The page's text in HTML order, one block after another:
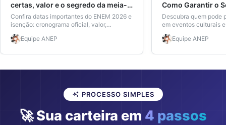
certas, valor e o segredo da meia-
entrada
Confira datas importantes do ENEM 2026 e
isenção: cronograma oficial, valor,
inscrição, como pedir isenção e garantir
meia-entrada com a Carteira Nacional de
Equipe ANEP
Como Garantir o
Eventos Culturais
Descubra quem pode
em eventos culturais
carteira de estudante
Equipe ANEP
PROCESSO SIMPLES
🚀 Sua carteira em 4 passos